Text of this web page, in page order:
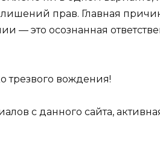
прав. Главная
— это осознанная
трезвого вождения!
с данного сайта,